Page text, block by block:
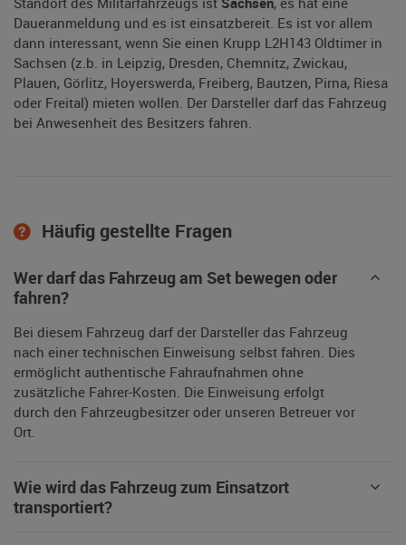
Daueranmeldung und es ist einsatzbereit. Es ist vor allem
dann interessant, wenn Sie einen Krupp L2H143 Oldtimer in
Sachsen (z.b. in Leipzig, Dresden, Chemnitz, Zwickau,
Plauen, Görlitz, Hoyerswerda, Freiberg, Bautzen, Pirna, Riesa
oder Freital) mieten wollen. Der Darsteller darf das Fahrzeug
bei Anwesenheit des Besitzers fahren.
Häufig gestellte Fragen
Wer darf das Fahrzeug am Set bewegen oder
fahren?
Bei diesem Fahrzeug darf der Darsteller das Fahrzeug
nach einer technischen Einweisung selbst fahren. Dies
ermöglicht authentische Fahraufnahmen ohne
zusätzliche Fahrer-Kosten. Die Einweisung erfolgt
durch den Fahrzeugbesitzer oder unseren Betreuer vor
Ort.
Wie wird das Fahrzeug zum Einsatzort
transportiert?